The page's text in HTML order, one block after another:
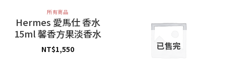
所有商品
Hermes 愛馬仕 香水
15ml 馨香方果淡香水
NT$1,550 已售完